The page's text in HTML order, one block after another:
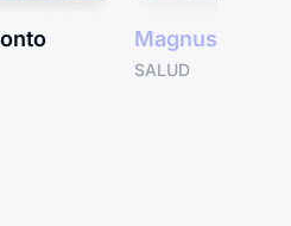
MagnusMode
SALUD